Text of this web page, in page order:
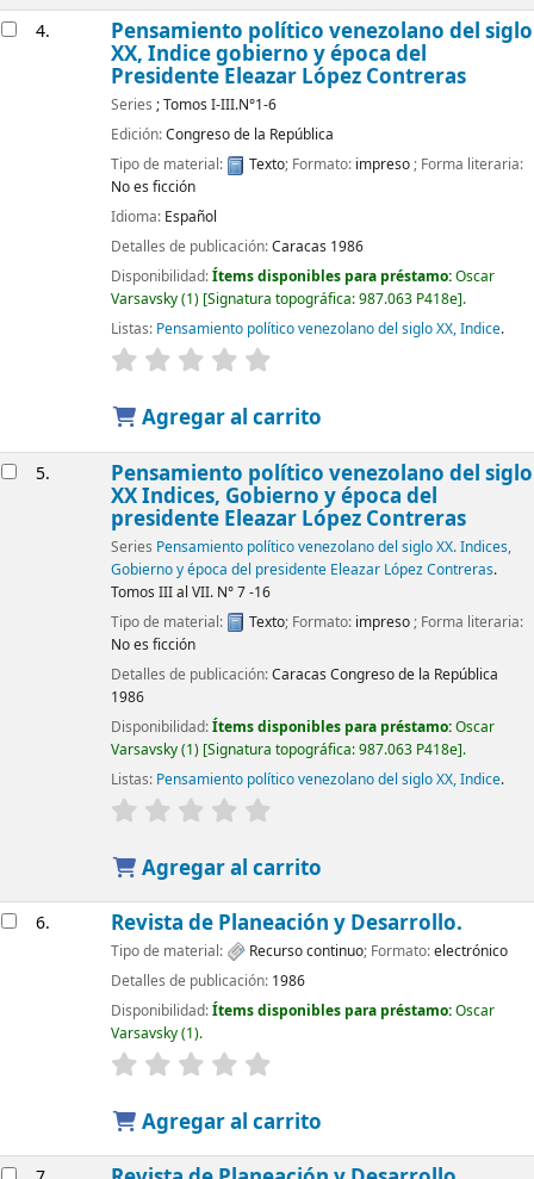
4. Pensamiento político venezolano del siglo
XX, Indice gobierno y época del
Presidente Eleazar López Contreras
Series ; Tomos I-III.N°1-6
Edición:Congreso de la República
Tipo de material:
Texto; Formato: impreso; Forma literaria:
No es ficción
Idioma: Español
Detalles de publicación:Caracas 1986
Disponibilidad:Ítems disponibles para préstamo:Oscar
Varsavsky(1) Signatura topográfica:987.063 P418e .
Listas: Pensamiento político venezolano del siglo XX, Indice.
Agregar al carrito
5. Pensamiento político venezolano del siglo
XX Indices, Gobierno y época del
presidente Eleazar López Contreras
Series Pensamiento político venezolano del siglo XX. Indices,
Gobierno y época del presidente Eleazar López Contreras.
Tomos III al VII. N° 7 -16
Tipo de material:
Texto; Formato: impreso; Forma literaria:
No es ficción
Detalles de publicación:Caracas Congreso de la República
1986
Disponibilidad:Ítems disponibles para préstamo:Oscar
Varsavsky(1) Signatura topográfica:987.063 P418e .
Listas: Pensamiento político venezolano del siglo XX, Indice.
Agregar al carrito
6. Revista de Planeación y Desarrollo.
Tipo de material: Recurso continuo; Formato:electrónico
Detalles de publicación: 1986
Disponibilidad:Ítems disponibles para préstamo:Oscar
Varsavsky(1).
Agregar al carrito